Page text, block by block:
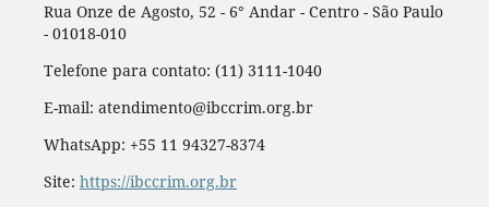
Rua Onze de Agosto, 52 - 6° Andar - Centro - São Paulo
- 01018-010
Telefone para contato: (11) 3111-1040
E-mail: atendimento@ibccrim.org.br
WhatsApp: +55 11 94327-8374
Site: https://ibccrim.org.br